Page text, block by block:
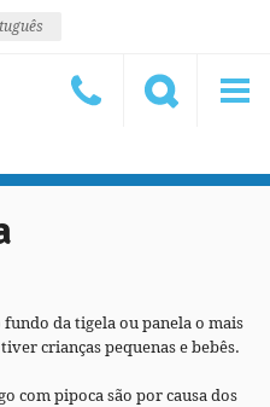
da tigela ou panela o mais
crianças pequenas e bebês.
com pipoca são por causa dos